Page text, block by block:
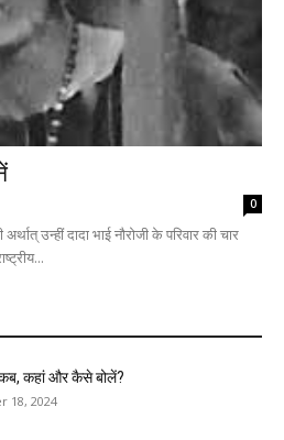
0
उन्हीं दादा भाई नौरोजी के परिवार की चार
कब, कहां और कैसे बोलें?
18, 2024